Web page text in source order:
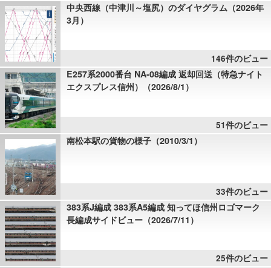
中央西線（中津川～塩尻）のダイヤグラム（2026年
3月）
146件のビュー
E257系2000番台 NA-08編成 返却回送（特急ナイト
エクスプレス信州）（2026/8/1）
51件のビュー
南松本駅の貨物の様子（2010/3/1）
33件のビュー
383系J編成 383系A5編成 知ってほ信州ロゴマーク
長編成サイドビュー（2026/7/11）
25件のビュー